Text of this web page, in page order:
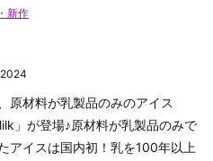
新作
原材料が乳製品のみのアイス
」が登場♪原材料が乳製品のみで
アイスは国内初！乳を100年以上